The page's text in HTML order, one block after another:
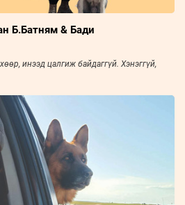
Б.Батням & Бади
инээд цалгиж байдаггүй. Хэнэггүй,